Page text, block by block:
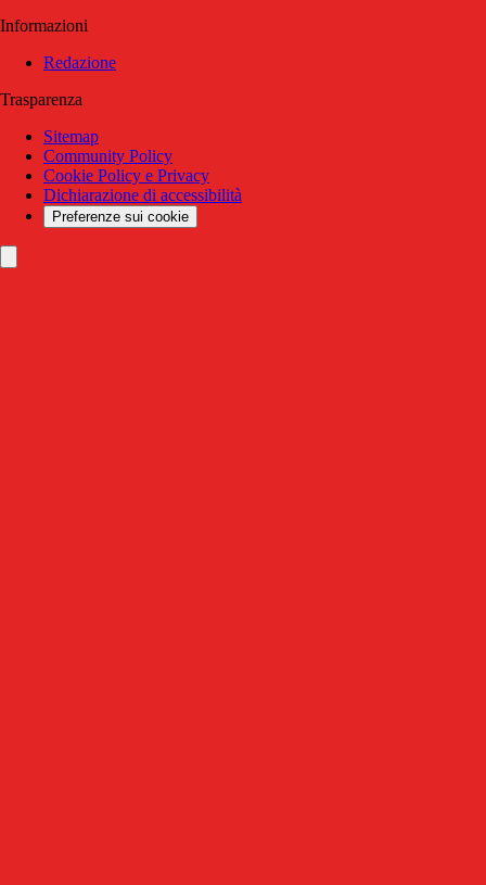
Informazioni
Redazione
Trasparenza
Sitemap
Community Policy
Cookie Policy e Privacy
Dichiarazione di accessibilità
Preferenze sui cookie